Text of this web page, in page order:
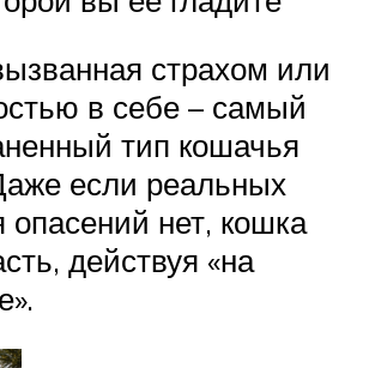
страхом или
в себе – самый
тип кошачья
если реальных
опасений нет, кошка
действуя «на